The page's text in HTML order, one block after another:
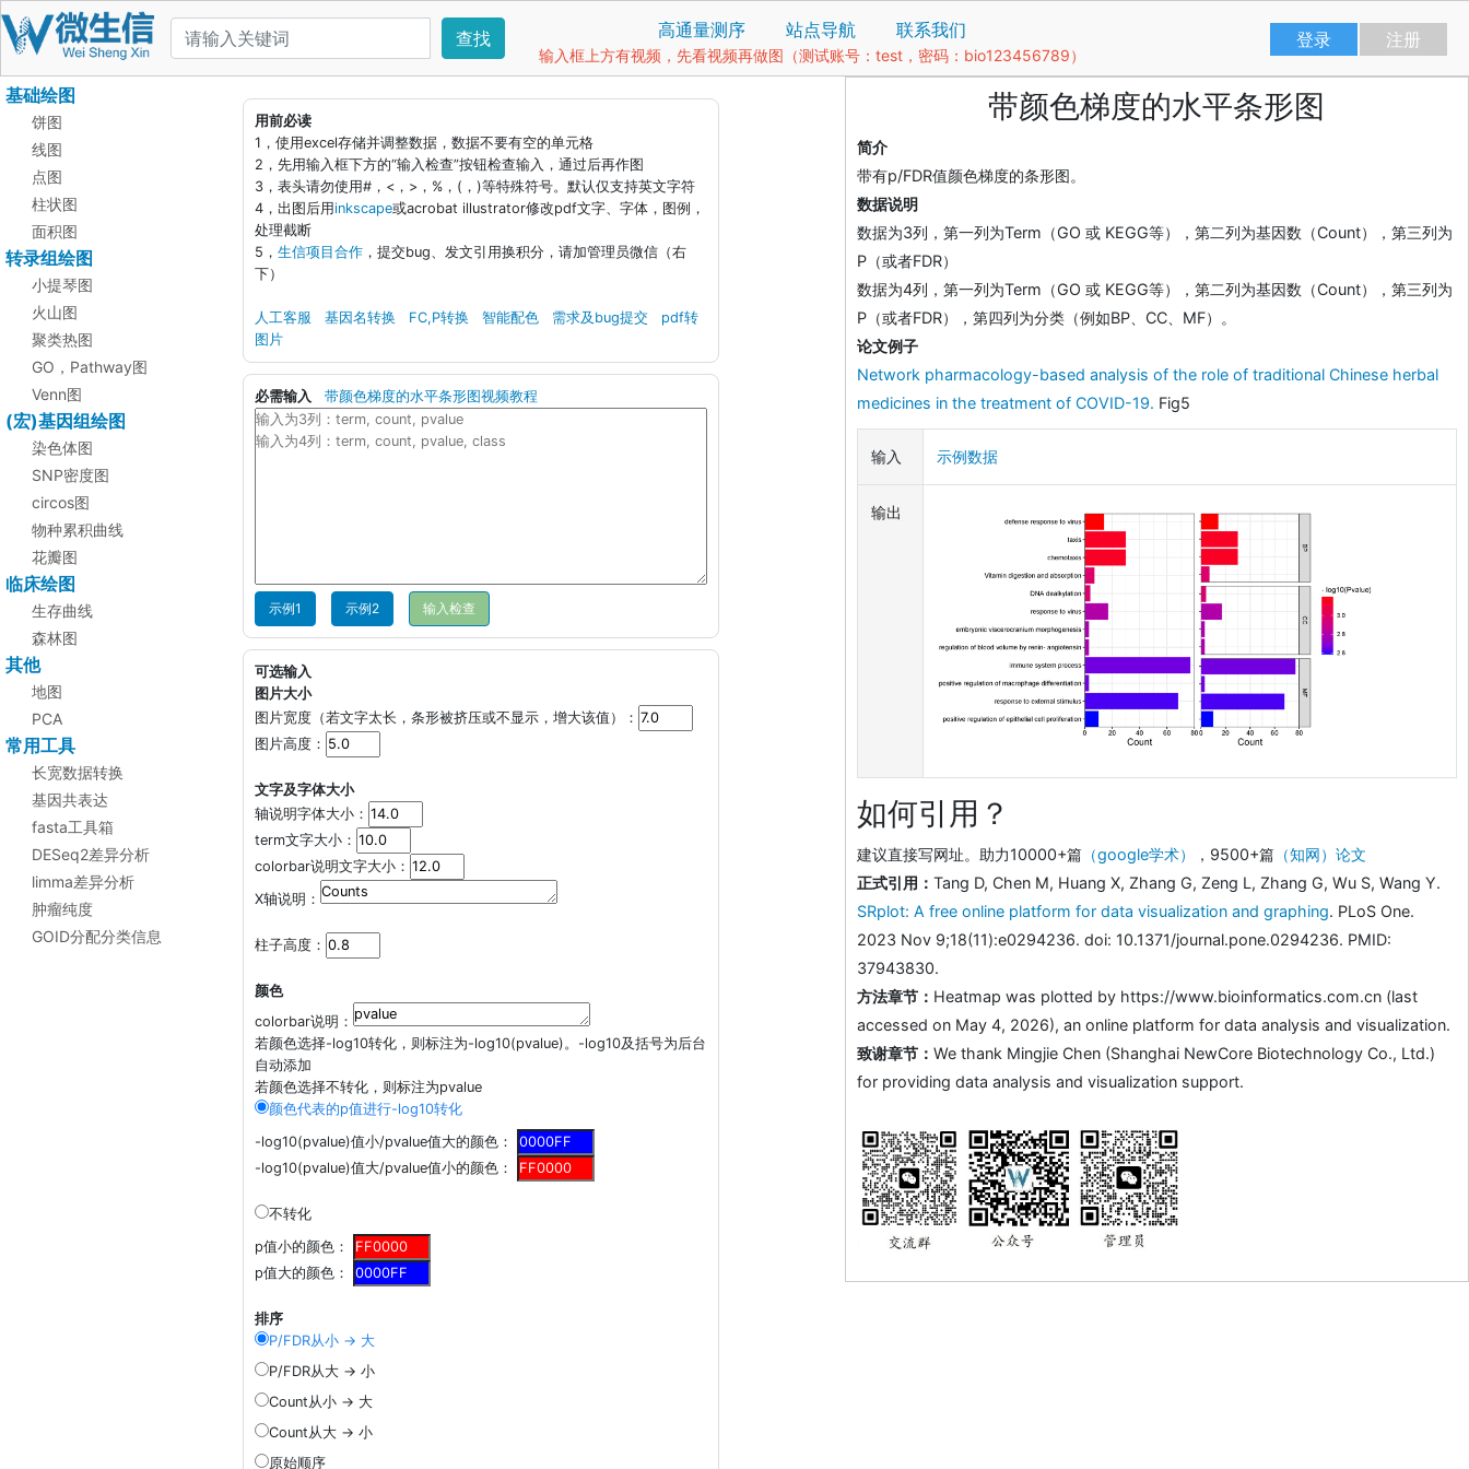
查找 高通量测序 站点导航 联系我们
输入框上方有视频，先看视频再做图（测试账号：test，密码：bio123456789）
注册
登录
基础绘图
饼图
线图
点图
柱状图
面积图
转录组绘图
小提琴图
火山图
聚类热图
GO，Pathway图
Venn图
(宏)基因组绘图
染色体图
SNP密度图
circos图
物种累积曲线
花瓣图
临床绘图
生存曲线
森林图
其他
地图
PCA
常用工具
长宽数据转换
基因共表达
fasta工具箱
DESeq2差异分析
limma差异分析
肿瘤纯度
GOID分配分类信息
用前必读
1，使用excel存储并调整数据，数据不要有空的单元格
2，先用输入框下方的“输入检查”按钮检查输入，通过后再作图
3，表头请勿使用#，<，>，%，(，)等特殊符号。默认仅支持英文字符
4，出图后用inkscape或acrobat illustrator修改pdf文字、字体，图例，
处理截断
5， 生信项目合作，提交bug、发文引用换积分，请加管理员微信（右
下）
人工客服 基因名转换 FC,P转换 智能配色 需求及bug提交
pdf转
图片
必需输入 带颜色梯度的水平条形图视频教程
示例1 示例2
可选输入
图片大小
图片宽度（若文字太长，条形被挤压或不显示，增大该值）：
图片高度：
文字及字体大小
轴说明字体大小：
term文字大小：
colorbar说明文字大小：
X轴说明：
柱子高度：
颜色
colorbar说明：
若颜色选择-log10转化，则标注为-log10(pvalue)。-log10及括号为后台
自动添加
若颜色选择不转化，则标注为pvalue
颜色代表的p值进行-log10转化
-log10(pvalue)值小/pvalue值大的颜色：
-log10(pvalue)值大/pvalue值小的颜色：
不转化
p值小的颜色：
p值大的颜色：
排序
P/FDR从小 -> 大
P/FDR从大 -> 小
Count从小 -> 大
Count从大 -> 小
原始顺序
带颜色梯度的水平条形图
简介
带有p/FDR值颜色梯度的条形图。
数据说明
数据为3列，第一列为Term（GO 或 KEGG等），第二列为基因数（Count），第三列为
P（或者FDR）
数据为4列，第一列为Term（GO 或 KEGG等），第二列为基因数（Count），第三列为
P（或者FDR），第四列为分类（例如BP、CC、MF）。
论文例子
Network pharmacology-based analysis of the role of traditional Chinese herbal
medicines in the treatment of COVID-19. Fig5
输入 示例数据
输出
如何引用？
建议直接写网址。助力10000+篇（google学术） ，9500+篇（知网）论文
正式引用： Tang D, Chen M, Huang X, Zhang G, Zeng L, Zhang G, Wu S, Wang Y.
SRplot: A free online platform for data visualization and graphing. PLoS One.
2023 Nov 9;18(11):e0294236. doi: 10.1371/journal.pone.0294236. PMID:
37943830.
方法章节： Heatmap was plotted by https://www.bioinformatics.com.cn (last
accessed on May 4, 2026), an online platform for data analysis and visualization.
致谢章节： We thank Mingjie Chen (Shanghai NewCore Biotechnology Co., Ltd.)
for providing data analysis and visualization support.